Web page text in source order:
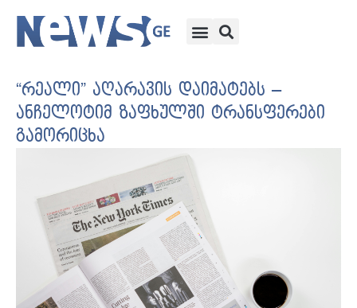
“რეალი” აღარავის დაიმატებს –
ანჩელოტიმ ზაფხულში ტრანსფერები
გამორიცხა